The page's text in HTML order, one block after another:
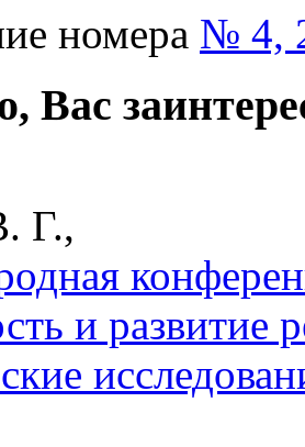
номера № 4,
Вас
Г.,
и развитие